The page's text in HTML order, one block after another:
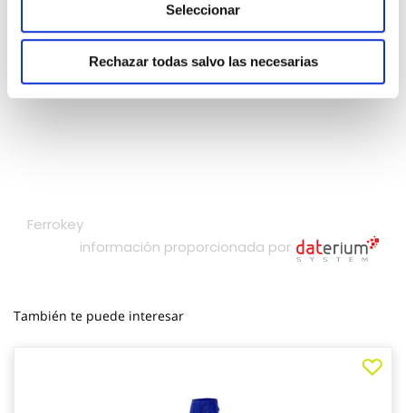
Seleccionar
Rechazar todas salvo las necesarias
También te puede interesar